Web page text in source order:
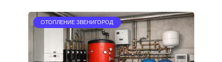
ОТОПЛЕНИЕ ЗВЕНИГОРОД